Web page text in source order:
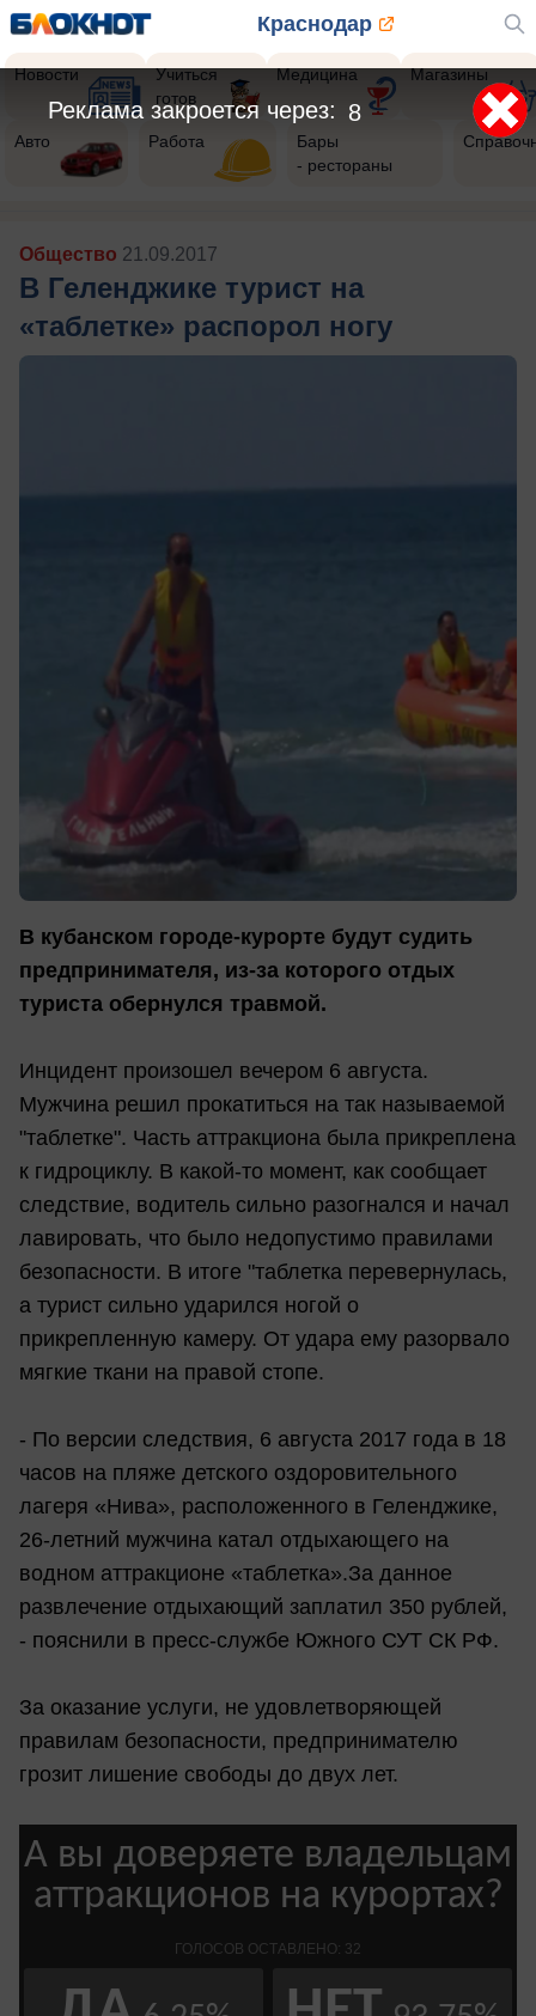
Краснодар
Новости
Учиться
готов
Медицина Магазины
Авто Работа
Бары
- рестораны
Общество 21.09.2017
В Геленджике турист на
«таблетке» распорол ногу
В кубанском городе-курорте будут судить
предпринимателя, из-за которого отдых
туриста обернулся травмой.
Инцидент произошел вечером 6 августа.
Мужчина решил прокатиться на так называемой
"таблетке". Часть аттракциона была прикреплена
к гидроциклу. В какой-то момент, как сообщает
следствие, водитель сильно разогнался и начал
лавировать, что было недопустимо правилами
безопасности. В итоге "таблетка перевернулась,
а турист сильно ударился ногой о
прикрепленную камеру. От удара ему разорвало
мягкие ткани на правой стопе.
- По версии следствия, 6 августа 2017 года в 18
часов на пляже детского оздоровительного
лагеря «Нива», расположенного в Геленджике,
26-летний мужчина катал отдыхающего на
водном аттракционе «таблетка».За данное
развлечение отдыхающий заплатил 350 рублей,
- пояснили в пресс-службе Южного СУТ СК РФ.
За оказание услуги, не удовлетворяющей
правилам безопасности, предпринимателю
грозит лишение свободы до двух лет.
6
Реклама закроется через: